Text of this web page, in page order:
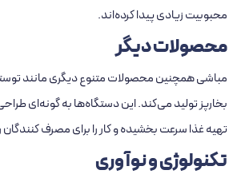
محبوبیت زیادی پیدا کرده‌اند.
محصولات دیگر
مباشی همچنین محصولات متنوع دیگری مانند
بخارپز تولید می‌کند. این دستگاه‌ها به گونه‌ای
تهیه غذا سرعت بخشیده و کار را برای مصرف ‌کنندگان
تکنولوژی و نوآوری